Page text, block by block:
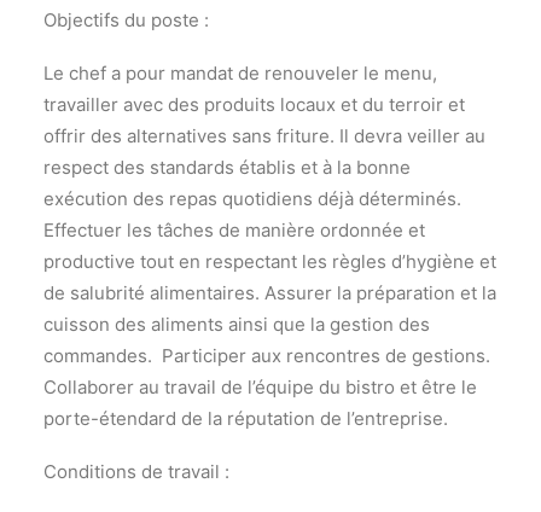
Objectifs du poste :
Le chef a pour mandat de renouveler le menu,
travailler avec des produits locaux et du terroir et
offrir des alternatives sans friture. Il devra veiller au
respect des standards établis et à la bonne
exécution des repas quotidiens déjà déterminés.
Effectuer les tâches de manière ordonnée et
productive tout en respectant les règles d’hygiène et
de salubrité alimentaires. Assurer la préparation et la
cuisson des aliments ainsi que la gestion des
commandes. Participer aux rencontres de gestions.
Collaborer au travail de l’équipe du bistro et être le
porte-étendard de la réputation de l’entreprise.
Conditions de travail :